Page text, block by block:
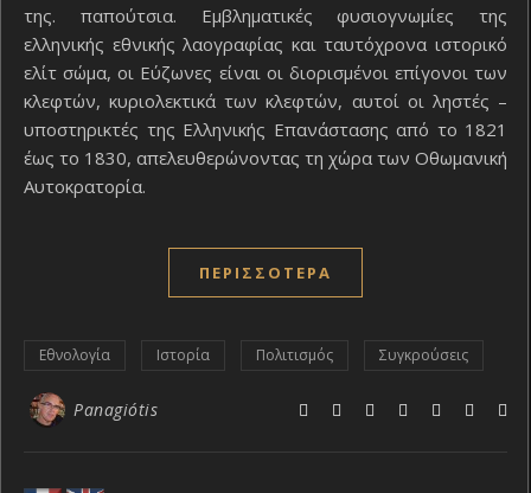
της. παπούτσια. Εμβληματικές φυσιογνωμίες της
ελληνικής εθνικής λαογραφίας και ταυτόχρονα ιστορικό
ελίτ σώμα, οι Εύζωνες είναι οι διορισμένοι επίγονοι των
κλεφτών, κυριολεκτικά των κλεφτών, αυτοί οι ληστές –
υποστηρικτές της Ελληνικής Επανάστασης από το 1821
έως το 1830, απελευθερώνοντας τη χώρα των Οθωμανική
Αυτοκρατορία.
ΠΕΡΙΣΣΌΤΕΡΑ
Εθνολογία Ιστορία Πολιτισμός Συγκρούσεις
Panagiótis